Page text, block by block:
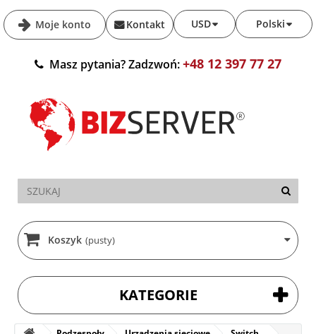
Moje konto Polski
USD
Kontakt
Masz pytania? Zadzwoń:+48 12 397 77 27
Koszyk (pusty)
KATEGORIE